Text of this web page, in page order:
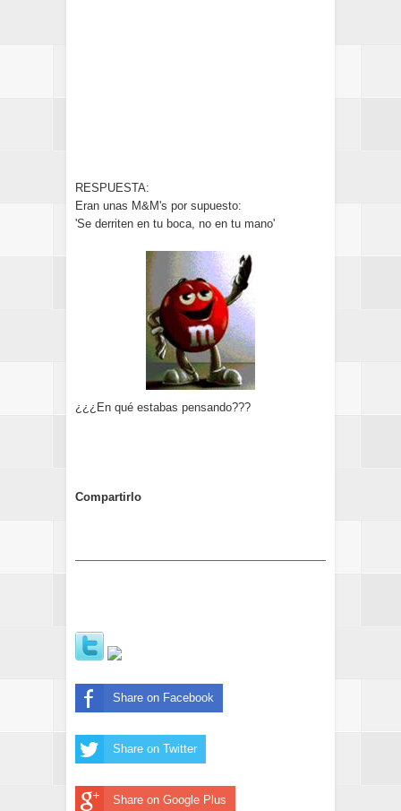
RESPUESTA:
Eran unas M&M's por supuesto:
'Se derriten en tu boca, no en tu mano'
¿¿¿En qué estabas pensando???
Compartirlo
Share on Facebook
Share on Twitter
Share on Google Plus